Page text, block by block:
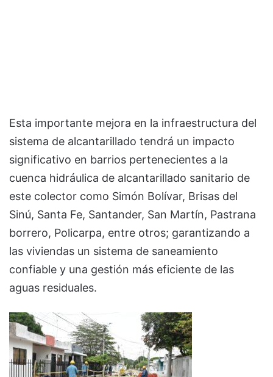
Esta importante mejora en la infraestructura del
sistema de alcantarillado tendrá un impacto
significativo en barrios pertenecientes a la
cuenca hidráulica de alcantarillado sanitario de
este colector como Simón Bolívar, Brisas del
Sinú, Santa Fe, Santander, San Martín, Pastrana
borrero, Policarpa, entre otros; garantizando a
las viviendas un sistema de saneamiento
confiable y una gestión más eficiente de las
aguas residuales.